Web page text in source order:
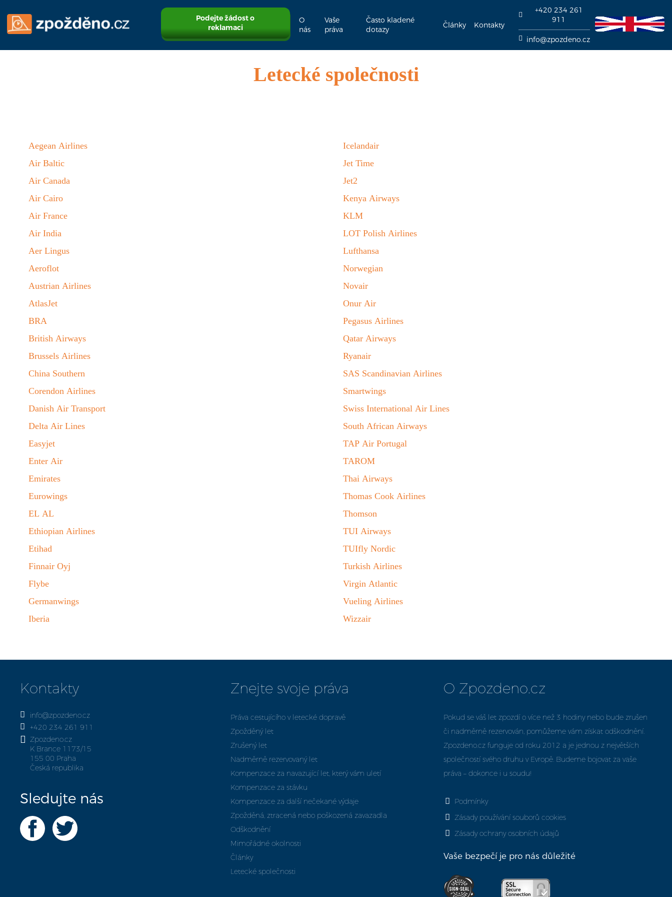
Podejte žádost o
reklamaci
O
nás
Vaše
práva
Často kladené
dotazy
Články Kontakty
+420 234 261
911
info@zpozdeno.cz
Letecké společnosti
Aegean Airlines
Air Baltic
Air Canada
Air Cairo
Air France
Air India
Aer Lingus
Aeroflot
Austrian Airlines
AtlasJet
BRA
British Airways
Brussels Airlines
China Southern
Corendon Airlines
Danish Air Transport
Delta Air Lines
Easyjet
Enter Air
Emirates
Eurowings
EL AL
Ethiopian Airlines
Etihad
Finnair Oyj
Flybe
Germanwings
Iberia
Icelandair
Jet Time
Jet2
Kenya Airways
KLM
LOT Polish Airlines
Lufthansa
Norwegian
Novair
Onur Air
Pegasus Airlines
Qatar Airways
Ryanair
SAS Scandinavian Airlines
Smartwings
Swiss International Air Lines
South African Airways
TAP Air Portugal
TAROM
Thai Airways
Thomas Cook Airlines
Thomson
TUI Airways
TUIfly Nordic
Turkish Airlines
Virgin Atlantic
Vueling Airlines
Wizzair
Kontakty
info@zpozdeno.cz
+420 234 261 911
Zpozdeno.cz
K Brance 1173/15
155 00 Praha
Česká republika
Sledujte nás
Znejte svoje práva
Práva cestujícího v letecké dopravě
Zpožděný let
Zrušený let
Nadměrně rezervovaný let
Kompenzace za navazující let, který vám uletí
Kompenzace za stávku
Kompenzace za další nečekané výdaje
Zpožděná, ztracená nebo poškozená zavazadla
Odškodnění
Mimořádné okolnosti
Články
Letecké společnosti
O Zpozdeno.cz
Pokud se váš let zpozdí o více než 3 hodiny nebo bude zrušen
či nadměrně rezervován, pomůžeme vám získat odškodnění.
Zpozdeno.cz funguje od roku 2012 a je jednou z největších
společností svého druhu v Evropě. Budeme bojovat za vaše
práva – dokonce i u soudu!
Podmínky
Zásady používání souborů cookies
Zásady ochrany osobních údajů
Vaše bezpečí je pro nás důležité